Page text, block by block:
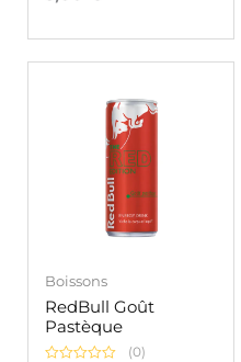
Boissons
RedBull Goût
Pastèque
(0)